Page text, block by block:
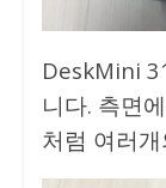
DeskMini
니다. 측면
처럼 여러